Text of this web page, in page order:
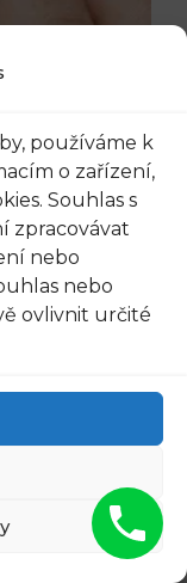
používáme k
o zařízení,
Souhlas s
zpracovávat
nebo
nebo
ovlivnit určité